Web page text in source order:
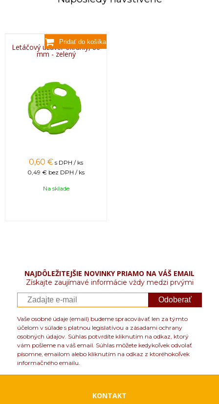
Letáčový uzáver okrúhly, 80
mm - zelený
0,60 € s DPH / ks
0,49 € bez DPH / ks
Na sklade
NAJDÔLEŽITEJŠIE NOVINKY PRIAMO NA VÁŠ EMAIL
Získajte zaujímavé informácie vždy medzi prvými
Odoberať
Vaše osobné údaje (email) budeme spracovávať len za týmto
účelom v súlade s platnou legislatívou a zásadami ochrany
osobných údajov. Súhlas potvrdíte kliknutím na odkaz, ktorý
vám pošleme na váš email. Súhlas môžete kedykoľvek odvolať
písomne, emailom alebo kliknutím na odkaz z ktoréhokoľvek
informačného emailu.
KONTAKT